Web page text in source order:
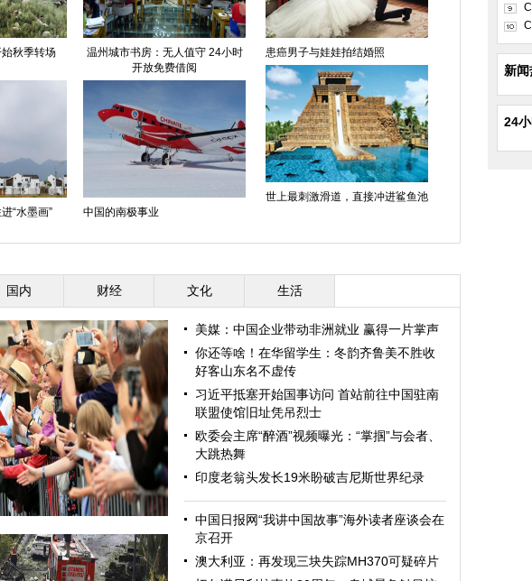
秋季转场
温州城市书房：无人值守 24小时
开放免费借阅
“水墨画” 中国的南极事业
患癌男子与娃娃拍结婚照
世上最刺激滑道，直接冲进鲨鱼池
国内 财经 文化 生活
美媒：中国企业带动非洲就业 赢得一片掌声
你还等啥！在华留学生：冬韵齐鲁美不胜收
好客山东名不虚传
习近平抵塞开始国事访问 首站前往中国驻南
联盟使馆旧址凭吊烈士
欧委会主席“醉酒”视频曝光：“掌掴”与会者、
大跳热舞
印度老翁头发长19米盼破吉尼斯世界纪录
中国日报网“我讲中国故事”海外读者座谈会在
京召开
澳大利亚：再发现三块失踪MH370可疑碎片
新
24